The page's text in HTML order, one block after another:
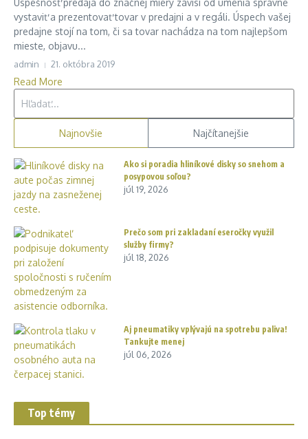
Úspešnosť predaja do značnej miery závisí od umenia správne
vystaviť a prezentovať tovar v predajni a v regáli. Úspech vašej
predajne stojí na tom, či sa tovar nachádza na tom najlepšom
mieste, objavu...
admin 21. októbra 2019
Read More
Najnovšie Najčítanejšie
Ako si poradia hliníkové disky so snehom a
posypovou soľou?
júl 19, 2026
Prečo som pri zakladaní eseročky využil
služby firmy?
júl 18, 2026
Aj pneumatiky vplývajú na spotrebu paliva!
Tankujte menej
júl 06, 2026
Top témy